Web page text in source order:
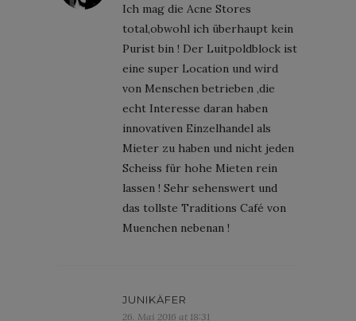
Ich mag die Acne Stores
total,obwohl ich überhaupt kein
Purist bin ! Der Luitpoldblock ist
eine super Location und wird
von Menschen betrieben ,die
echt Interesse daran haben
innovativen Einzelhandel als
Mieter zu haben und nicht jeden
Scheiss für hohe Mieten rein
lassen ! Sehr sehenswert und
das tollste Traditions Café von
Muenchen nebenan !
JUNIKÄFER
26. Mai 2016 at 18:31